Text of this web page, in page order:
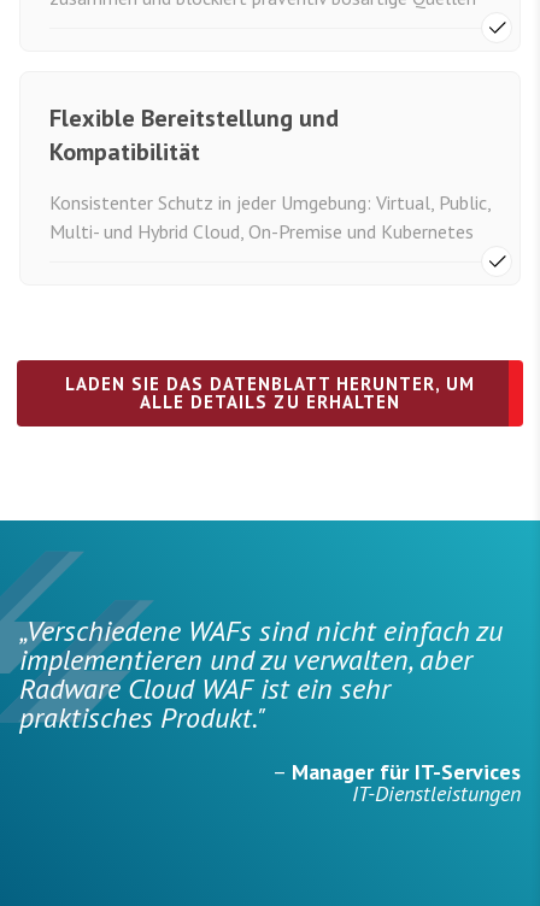
Flexible Bereitstellung und
Kompatibilität
Konsistenter Schutz in jeder Umgebung: Virtual, Public,
Multi- und Hybrid Cloud, On-Premise und Kubernetes
LADEN SIE DAS DATENBLATT HERUNTER, UM
ALLE DETAILS ZU ERHALTEN
„Verschiedene WAFs sind nicht einfach zu
implementieren und zu verwalten, aber
Radware Cloud WAF ist ein sehr
praktisches Produkt."
– Manager für IT-Services
IT-Dienstleistungen